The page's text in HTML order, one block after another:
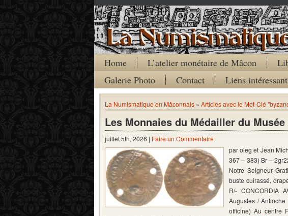
Home L’atelier monétaire de Mâcon
Galerie Photo
Contact Liens
La Numismatique en Mâconnais » Articles avec le Mot-Clé
Les Monnaies du Médailler du
juillet 5th, 2026 | Faire un Commentaire
par oleg et Jean
367 – 383) Br –
Notre Seigneur
buste cuirassé,
R/- CONCORDIA
Augustes /
officine) Au centre